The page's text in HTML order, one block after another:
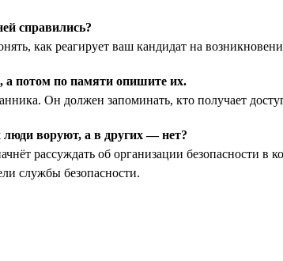
справились?
как реагирует ваш кандидат на
а потом по памяти опишите их.
Он должен запоминать, кто получает
воруют, а в других — нет?
рассуждать об организации безопасности в
службы безопасности.